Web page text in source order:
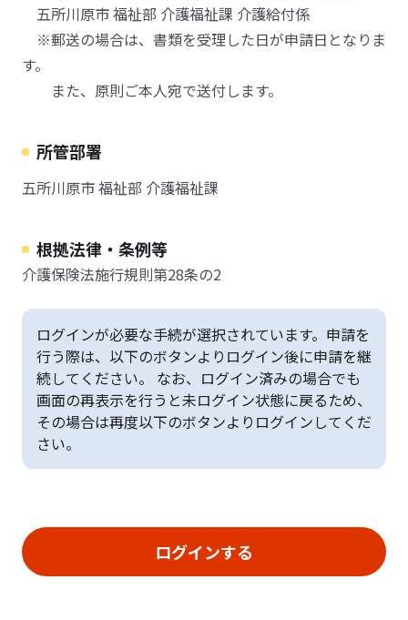
五所川原市 福祉部 介護福祉課 介護給付係
※郵送の場合は、書類を受理した日が申請日となりま
す。
また、原則ご本人宛で送付します。
所管部署
五所川原市 福祉部 介護福祉課
根拠法律・条例等
介護保険法施行規則第28条の2
ログインが必要な手続が選択されています。申請を
行う際は、以下のボタンよりログイン後に申請を継
続してください。 なお、ログイン済みの場合でも
画面の再表示を行うと未ログイン状態に戻るため、
その場合は再度以下のボタンよりログインしてくだ
さい。